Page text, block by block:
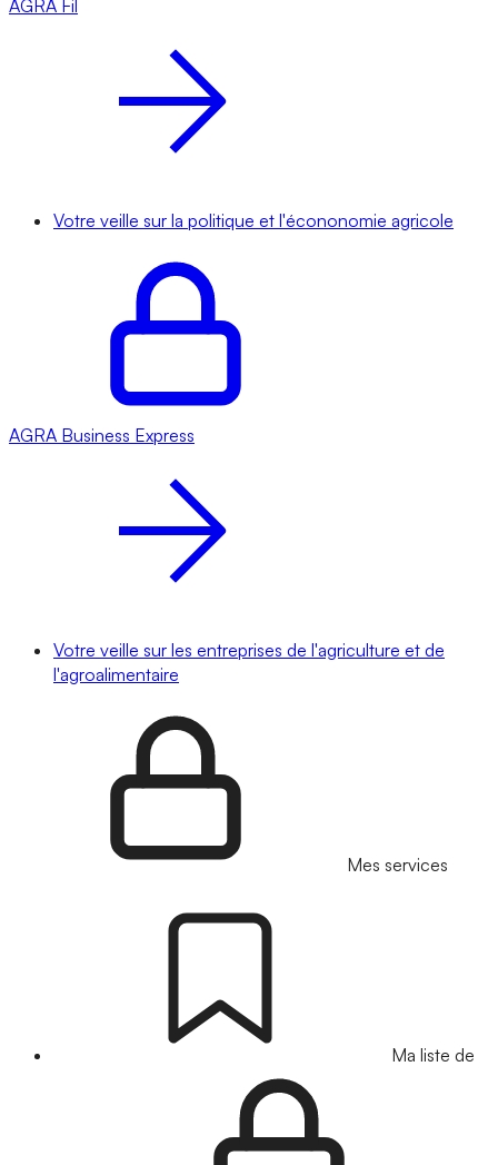
AGRA Fil
Votre veille sur la politique et l'écononomie agricole
AGRA Business Express
Votre veille sur les entreprises de l'agriculture et de
l'agroalimentaire
Mes services
Ma liste de